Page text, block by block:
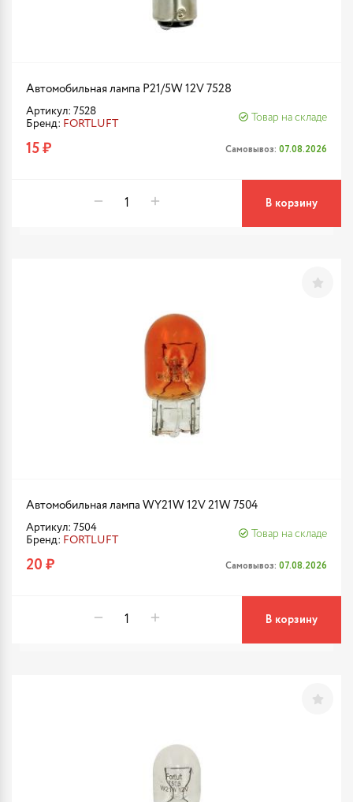
Автомобильная лампа P21/5W 12V 7528
Артикул: 7528
Бренд: FORTLUFT
Товар на складе
15 ₽ Самовывоз: 07.08.2026
В корзину
Автомобильная лампа WY21W 12V 21W 7504
Артикул: 7504
Бренд: FORTLUFT
Товар на складе
20 ₽ Самовывоз: 07.08.2026
В корзину